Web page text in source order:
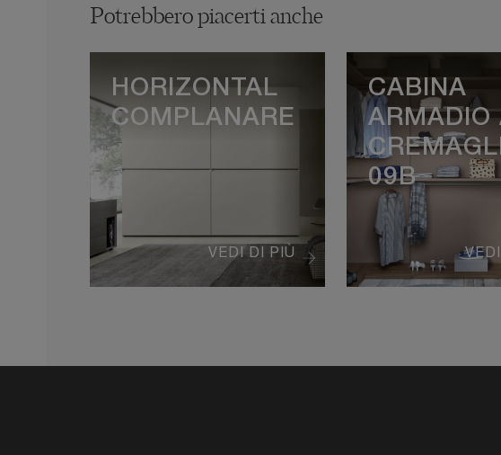
Potrebbero piacerti anche
VEDI DI PIÙ
HORIZONTAL
COMPLANARE
CABINA
ARMADIO
09B